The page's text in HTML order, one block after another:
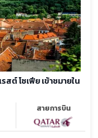
สต์ โซเฟีย เข้าชมายใน
สายการบิน